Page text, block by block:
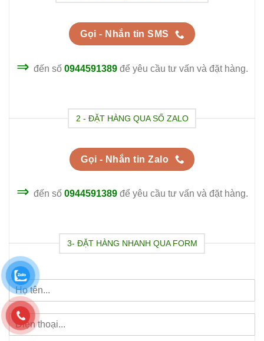
Gọi - Nhắn tin SMS
⇒ đến số0944591389để yêu cầu tư vấn và đặt hàng.
2 - ĐẶT HÀNG QUA SỐ ZALO
Gọi - Nhắn tin Zalo
⇒ đến số0944591389để yêu cầu tư vấn và đặt hàng.
3- ĐẶT HÀNG NHANH QUA FORM